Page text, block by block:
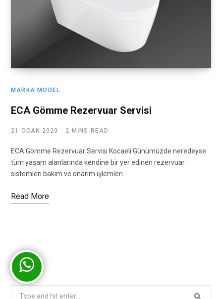
MARKA MODEL
ECA Gömme Rezervuar Servisi
21 OCAK 2020 2 MINS READ
ECA Gömme Rezervuar Servisi Kocaeli Günümüzde neredeyse
tüm yaşam alanlarında kendine bir yer edinen rezervuar
sistemleri bakım ve onarım işlemleri…
Read More